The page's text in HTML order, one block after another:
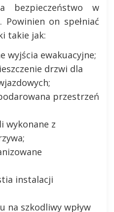
bezpieczeństwo w
Powinien on spełniać
takie jak:
wyjścia ewakuacyjne;
drzwi dla
przestrzeń
wykonane z
instalacji
na szkodliwy wpływ